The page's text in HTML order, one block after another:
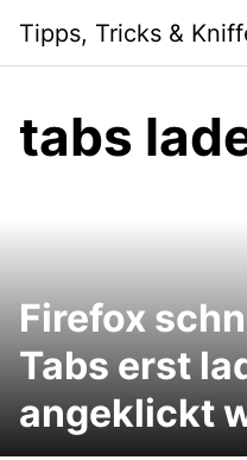
content
Tipps, Tricks &
tabs
Firefox
Tabs erst
angeklickt